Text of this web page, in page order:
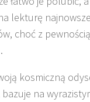
lekturę
choć z
kosmiczną
na